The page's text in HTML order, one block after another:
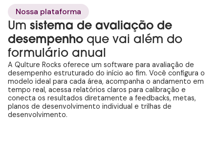
Nossa plataforma
Um sistema de avaliação de
desempenho que vai além do
formulário anual
A Qulture Rocks oferece um software para avaliação de
desempenho estruturado do início ao fim. Você configura o
modelo ideal para cada área, acompanha o andamento em
tempo real, acessa relatórios claros para calibração e
conecta os resultados diretamente a feedbacks, metas,
planos de desenvolvimento individual e trilhas de
desenvolvimento.